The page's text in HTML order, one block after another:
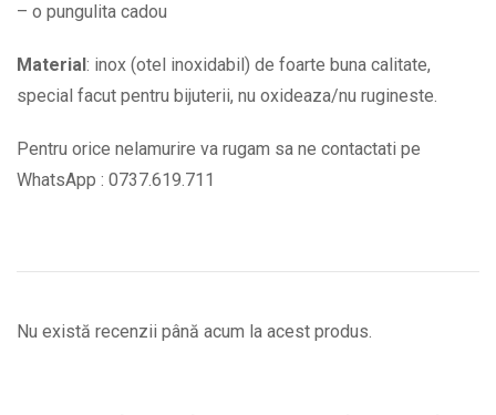
– o pungulita cadou
Material : inox (otel inoxidabil) de foarte buna calitate,
special facut pentru bijuterii, nu oxideaza/nu rugineste.
Pentru orice nelamurire va rugam sa ne contactati pe
WhatsApp : 0737.619.711
Nu există recenzii până acum la acest produs.